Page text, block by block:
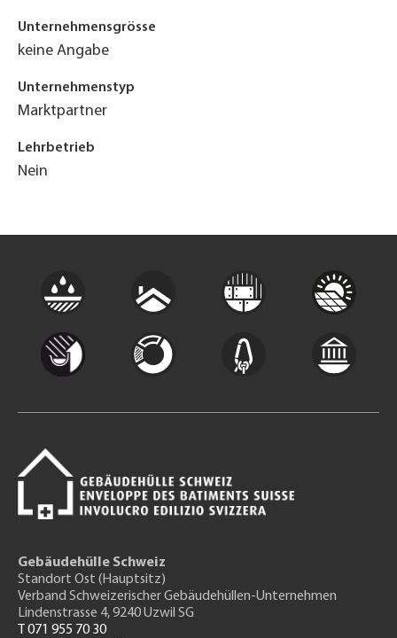
Unternehmensgrösse
keine Angabe
Unternehmenstyp
Marktpartner
Lehrbetrieb
Nein
Gebäudehülle Schweiz
Standort Ost (Hauptsitz)
Verband Schweizerischer Gebäudehüllen-Unternehmen
Lindenstrasse 4, 9240 Uzwil SG
T 071 955 70 30